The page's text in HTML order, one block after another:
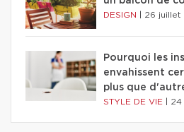
DESIGN 26 juillet
Pourquoi les
envahissent
plus que
STYLE DE VIE 24